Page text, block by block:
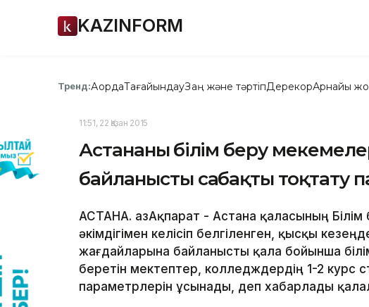
KAZINFORM
Тренд:АқордаТағайындауЗаң және тәртіпДерекқорАрнайы
11:51, 22 Қазан 2015
Астананың білім беру
байланысты сабақты тоқтату
АСТАНА. ҚазАқпарат - Астана қаласының
әкімдігімен келісіп белгіленген, қысқы
жағдайларына байланысты қала бойынша
беретін мектептер, колледждердің 1-2 курс
параметрлерін ұсынады, деп хабарлады